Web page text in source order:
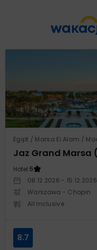
Hotel:5
08.12.2026 - 15.12.2026
Warszawa - Chopin
All Inclusive
8.7